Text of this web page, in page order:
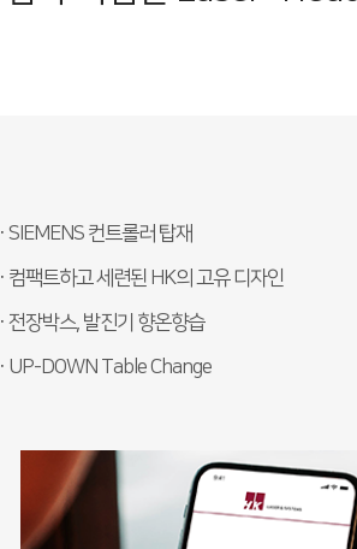
· SIEMENS 컨트롤러 탑재
· 컴팩트하고 세련된 HK의 고유 디자인
· 전장박스, 발진기 향온향습
· UP-DOWN Table Change